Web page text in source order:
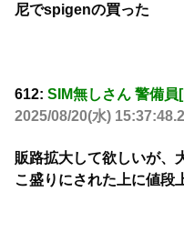
尼でspigenの買った
612: SIM無しさん 警備
2025/08/20(水)
販路拡大して欲しいが、
こ盛りにされた上に値段